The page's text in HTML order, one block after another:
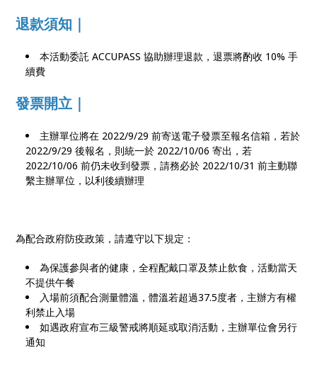
退款須知｜
本活動委託 ACCUPASS 協助辦理退款，退票將酌收 10% 手
續費
發票開立｜
主辦單位將在 2022/9/29 前寄送電子發票至報名信箱，若於
2022/9/29 後報名，則統一於 2022/10/06 寄出，若
2022/10/06 前仍未收到發票，請務必於 2022/10/31 前主動聯
繫主辦單位，以利後續辦理
為配合政府防疫政策，請遵守以下規定：
為保護參與者的健康，全程配戴口罩及禁止飲食，活動當天
不提供午餐
入場前須配合測量體溫，體溫若超過37.5度者，主辦方有權
利禁止入場
如遇政府宣布三級警戒將順延或取消活動，主辦單位會另行
通知